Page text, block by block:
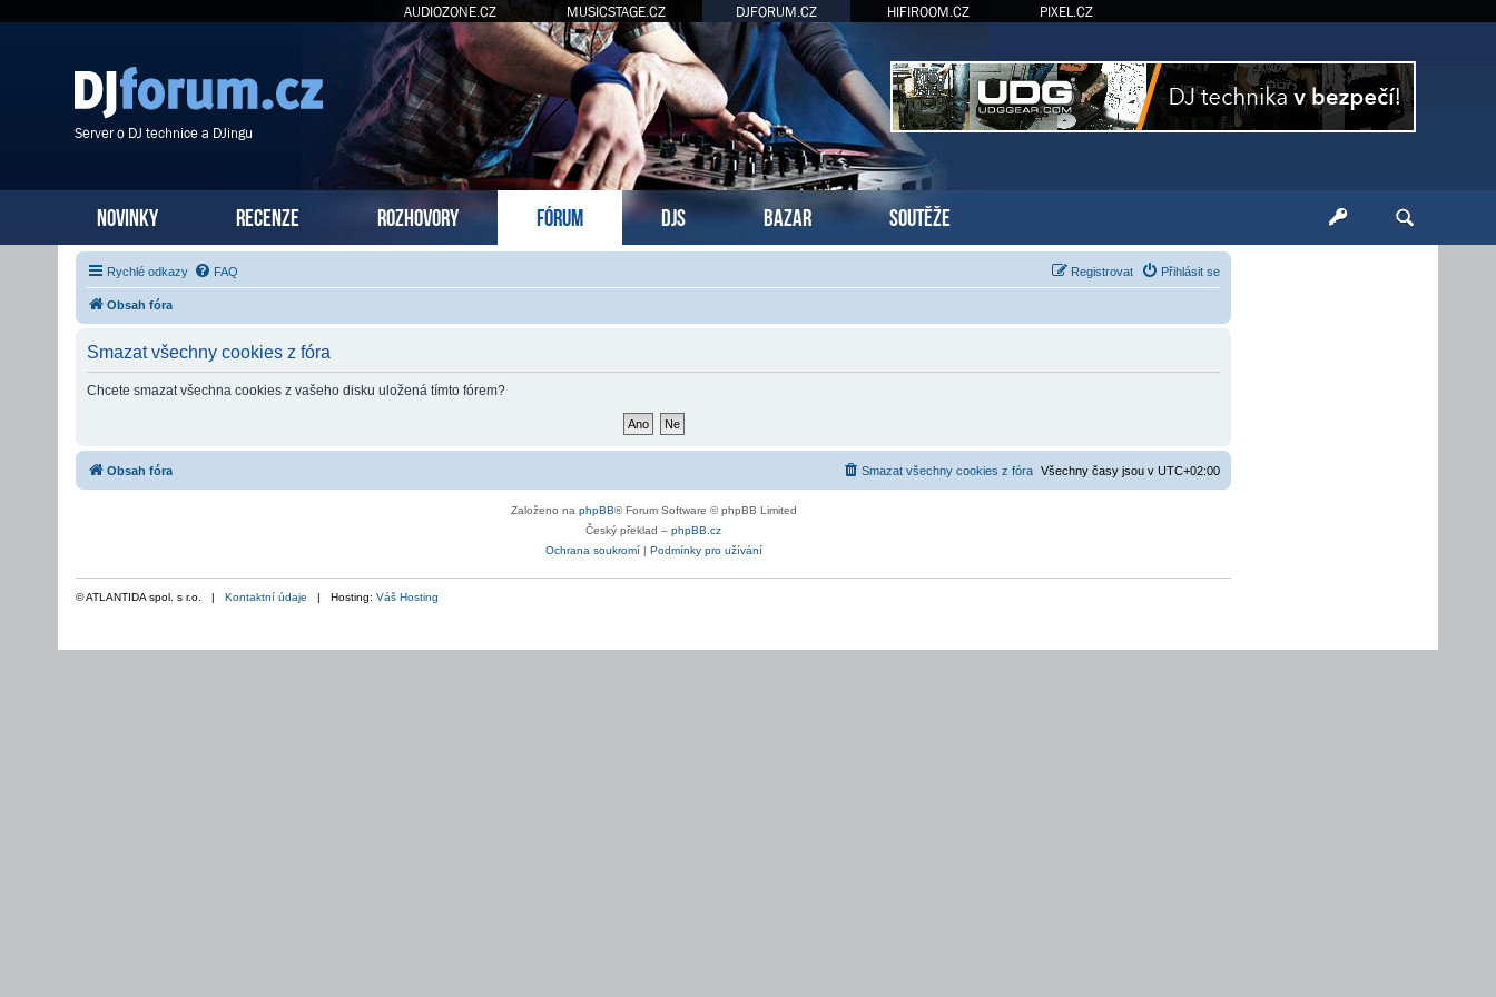
AUDIOZONE.CZ MUSICSTAGE.CZ DJFORUM.CZ HIFIROOM.CZ PIXEL.CZ
Server o DJ technice a DJingu
NOVINKY RECENZE ROZHOVORY FÓRUM DJS BAZAR SOUTĚŽE
Rychlé odkazy FAQ Přihlásit se
Registrovat
Obsah fóra
Smazat všechny cookies z fóra
Chcete smazat všechna cookies z vašeho disku uložená tímto fórem?
Obsah fóra Všechny časy jsou v UTC+02:00
Smazat všechny cookies z fóra
Založeno na phpBB® Forum Software © phpBB Limited
Český překlad – phpBB.cz
Ochrana soukromí| Podmínky pro užívání
© ATLANTIDA spol. s r.o. | Kontaktní údaje | Hosting: Váš Hosting